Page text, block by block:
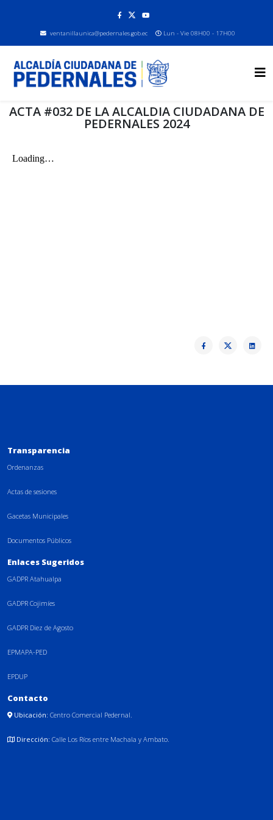
ventanillaunica@pedernales.gob.ec Lun - Vie 08H00 - 17H00
ACTA #032 DE LA ALCALDIA CIUDADANA DE
PEDERNALES 2024
Transparencia
Ordenanzas
Actas de sesiones
Gacetas Municipales
Documentos Públicos
Enlaces Sugeridos
GADPR Atahualpa
GADPR Cojimíes
GADPR Diez de Agosto
EPMAPA-PED
EPDUP
Contacto
Ubicación: Centro Comercial Pedernal.
Dirección: Calle Los Ríos entre Machala y Ambato.